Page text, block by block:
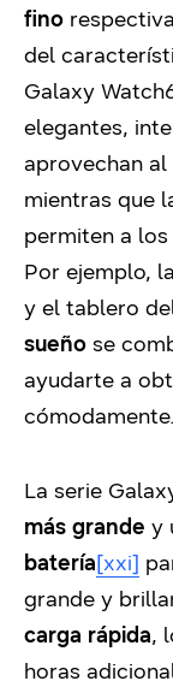
fino
del
Galaxy
elegantes,
aprovechan
mientras que
permiten a
Por ejemplo,
y el tablero
sueño se
ayudarte a
cómodamente.
La serie
más grande y
batería[xxi]
grande y
carga rápida,
horas